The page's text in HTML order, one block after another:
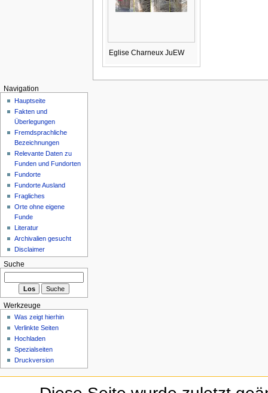
Eglise Charneux JuEW
Navigation
Hauptseite
Fakten und
Überlegungen
Fremdsprachliche
Bezeichnungen
Relevante Daten zu
Funden und Fundorten
Fundorte
Fundorte Ausland
Fragliches
Orte ohne eigene
Funde
Literatur
Archivalien gesucht
Disclaimer
Suche
Werkzeuge
Was zeigt hierhin
Verlinkte Seiten
Hochladen
Spezialseiten
Druckversion